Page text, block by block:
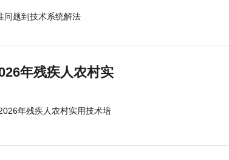
问题到技术系统解法
年残疾人农村实
年残疾人农村实用技术培